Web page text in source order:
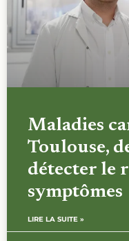
Maladies
Toulouse,
détecter le
symptômes
LIRE LA SUITE »